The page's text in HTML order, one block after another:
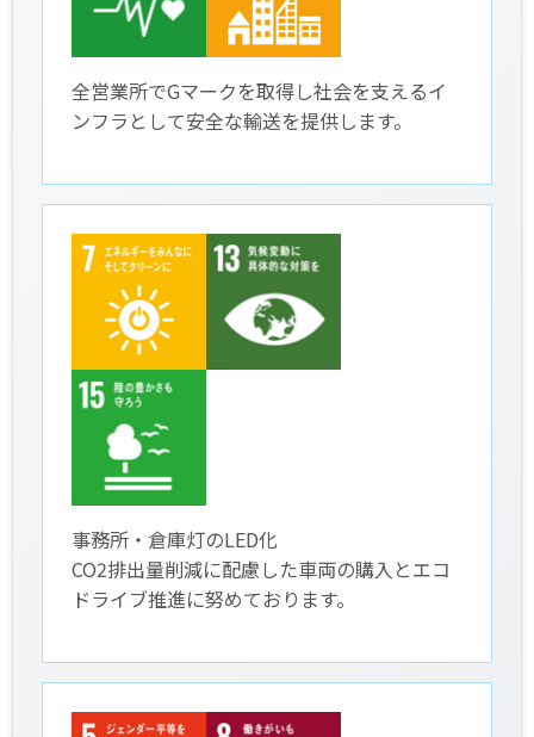
全営業所でGマークを取得し社会を支えるイ
ンフラとして安全な輸送を提供します。
事務所・倉庫灯のLED化
CO2排出量削減に配慮した車両の購入とエコ
ドライブ推進に努めております。